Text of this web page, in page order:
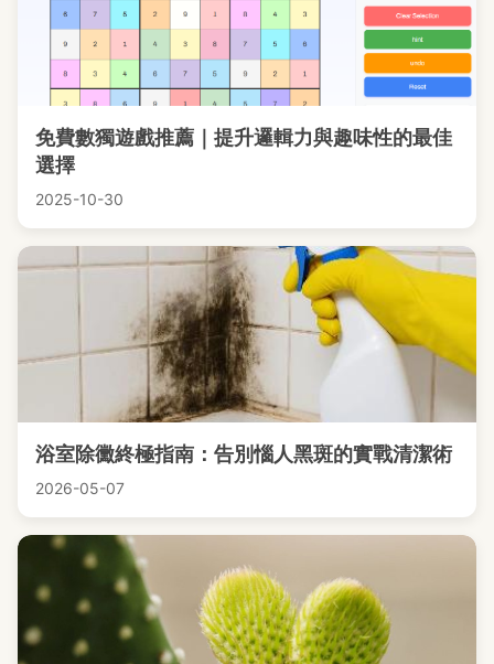
免費數獨遊戲推薦｜提升邏輯力與趣味性的最佳
選擇
2025-10-30
浴室除黴終極指南：告別惱人黑斑的實戰清潔術
2026-05-07